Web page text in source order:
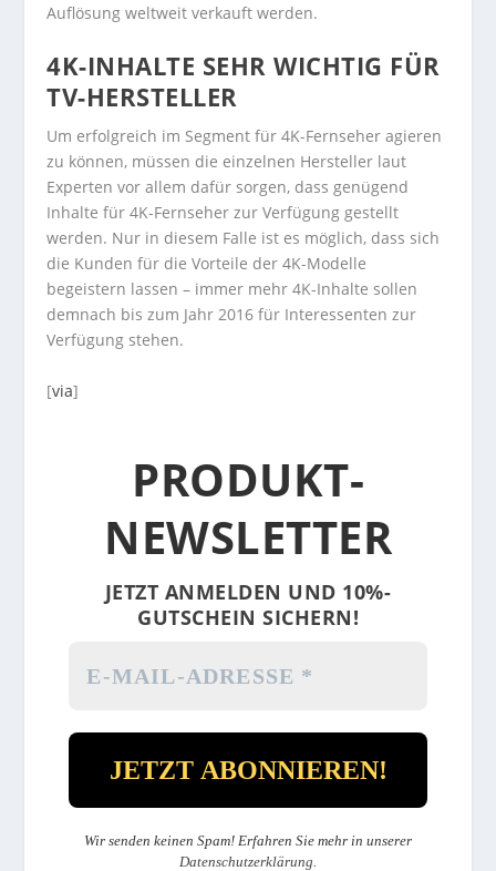
Auflösung weltweit verkauft werden.
4K-INHALTE SEHR WICHTIG FÜR
TV-HERSTELLER
Um erfolgreich im Segment für 4K-Fernseher agieren
zu können, müssen die einzelnen Hersteller laut
Experten vor allem dafür sorgen, dass genügend
Inhalte für 4K-Fernseher zur Verfügung gestellt
werden. Nur in diesem Falle ist es möglich, dass sich
die Kunden für die Vorteile der 4K-Modelle
begeistern lassen – immer mehr 4K-Inhalte sollen
demnach bis zum Jahr 2016 für Interessenten zur
Verfügung stehen.
[via]
PRODUKT-
NEWSLETTER
JETZT ANMELDEN UND 10%-
GUTSCHEIN SICHERN!
Wir senden keinen Spam! Erfahren Sie mehr in unserer
Datenschutzerklärung